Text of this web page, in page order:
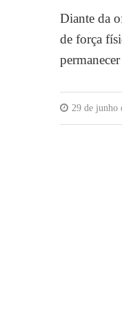
Diante da
de força
29 de junho